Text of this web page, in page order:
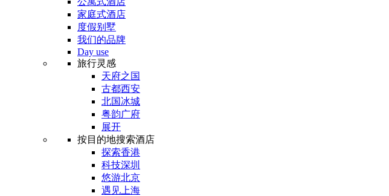
家庭式酒店
度假别墅
我们的品牌
Day use
旅行灵感
天府之国
古都西安
北国冰城
粤韵广府
展开
按目的地搜索酒店
探索香港
科技深圳
悠游北京
遇见上海